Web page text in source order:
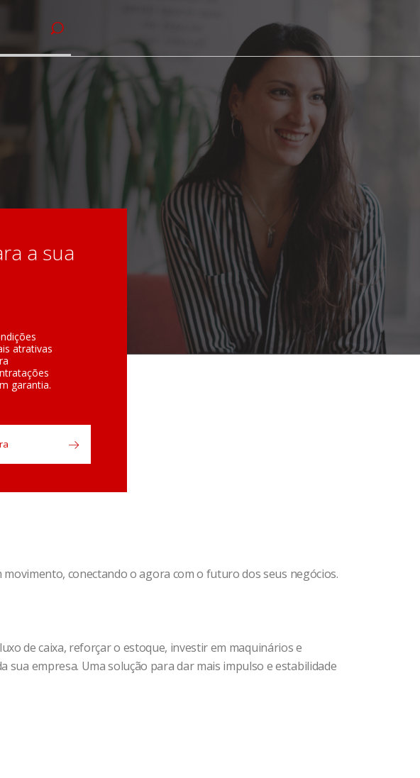
a sua
atrativas
garantia.
conectando o agora com o futuro dos seus negócios.
de caixa, reforçar o estoque, investir em maquinários e
empresa. Uma solução para dar mais impulso e estabilidade